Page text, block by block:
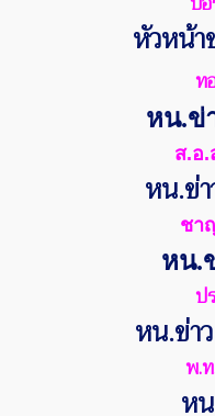
หัวหน้า
ท
หน.ข่
ส.อ.
หน.ข่
ชา
หน.
ป
หน.ข่า
พ.
ห